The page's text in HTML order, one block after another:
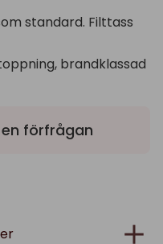
standard. Filttass
brandklassad
förfrågan